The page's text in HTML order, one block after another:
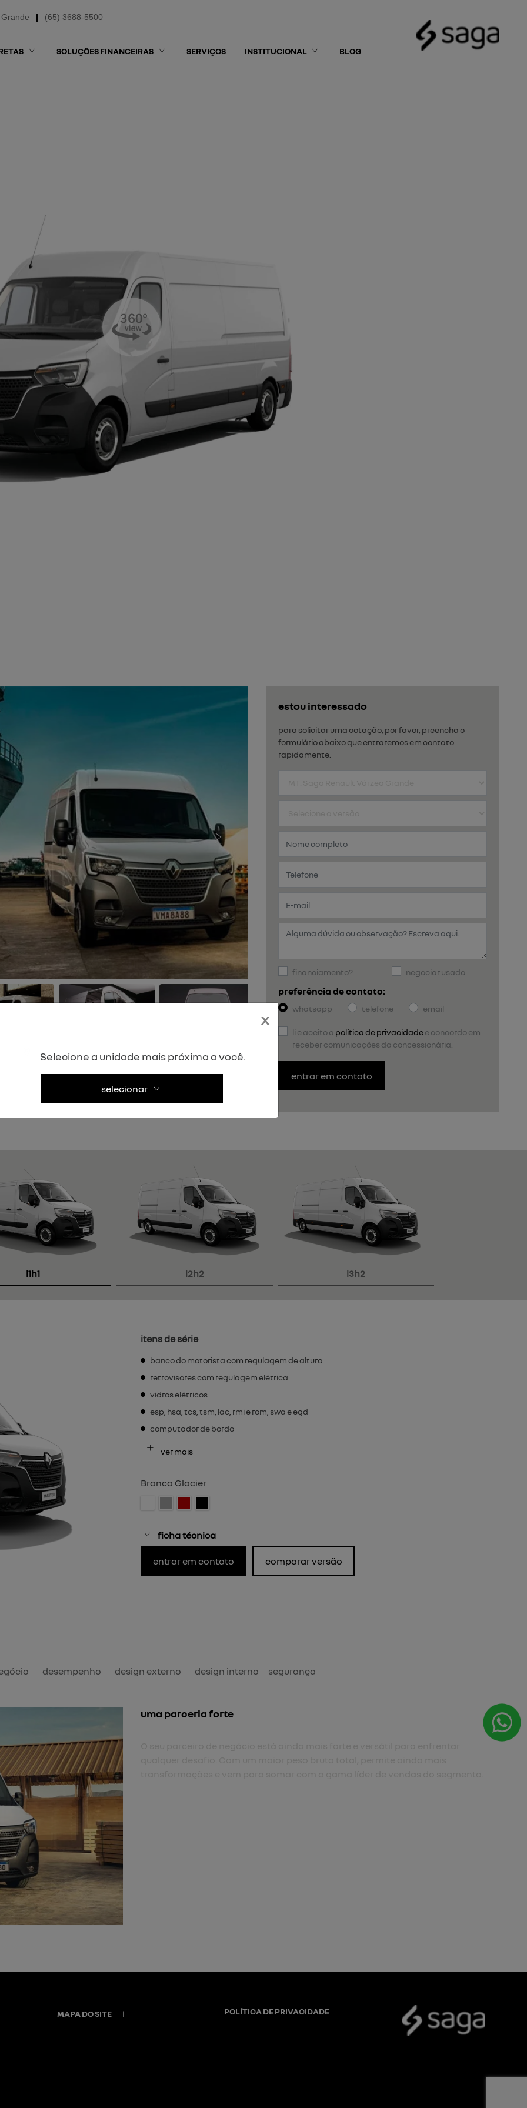
(65) 3688-5500
SOLUÇÕES FINANCEIRAS SERVIÇOS INSTITUCIONAL BLOG
estou interessado
para solicitar uma cotação, por favor, preencha o
formulário abaixo que entraremos em contato
rapidamente.
financiamento? negociar usado
preferência de contato:
whatsapp telefone email
li e aceito a política de privacidadee concordo em
receber comunicações da concessionária.
entrar em contato
Próximo
l1h1 l2h2 l3h2
itens de série
banco do motorista com regulagem de altura
retrovisores com regulagem elétrica
vidros elétricos
esp, hsa, tcs, tsm, lac, rmi e rom, swa e egd
computador de bordo
ver mais
Branco Glacier
ficha técnica
entrar em contato comparar versão
desempenho design externo design interno segurança
uma parceria forte
MAPA DO SITE POLÍTICA DE PRIVACIDADE
x
Selecione a unidade mais próxima a você.
selecionar